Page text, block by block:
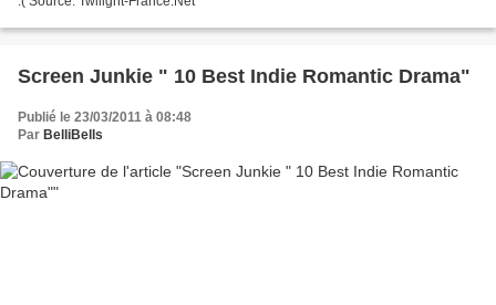
Screen Junkie " 10 Best Indie Romantic Drama"
Publié le 23/03/2011 à 08:48
Par BelliBells